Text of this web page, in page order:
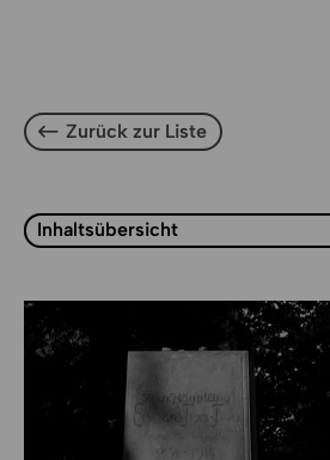
Zurück zur Liste
Liste mit Sprungmarken
Inhaltsübersicht